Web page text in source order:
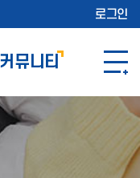
로그인
커뮤니티